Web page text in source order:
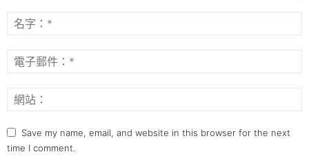
Save my name, email, and website in this browser for the next
time I comment.